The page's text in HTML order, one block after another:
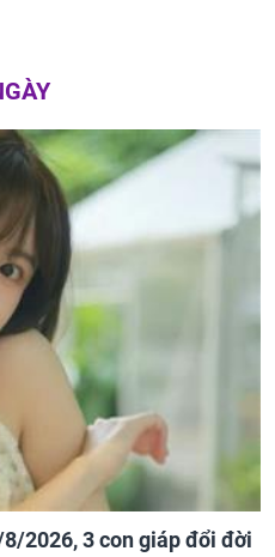
2026, 3 con giáp đổi đời